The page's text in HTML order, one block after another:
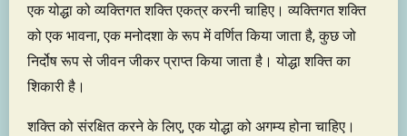
एक योद्धा को व्यक्तिगत शक्ति एकत्र करनी चाहिए। व्यक्तिगत शक्ति
को एक भावना, एक मनोदशा के रूप में वर्णित किया जाता है, कुछ जो
निर्दोष रूप से जीवन जीकर प्राप्त किया जाता है। योद्धा शक्ति का
शिकारी है।
शक्ति को संरक्षित करने के लिए, एक योद्धा को अगम्य होना चाहिए।